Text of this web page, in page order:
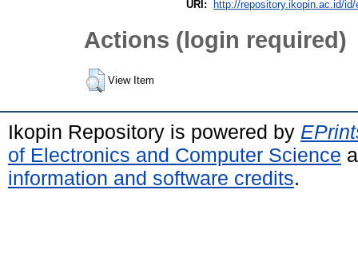
URI: http://repository.ikopin.ac.id/id/
Actions (login required)
View Item
Ikopin Repository is powered by
of Electronics and Computer Science
information and software credits.